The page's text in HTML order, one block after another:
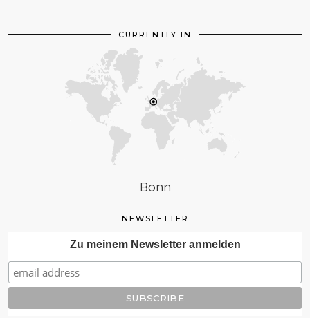
CURRENTLY IN
Bonn
NEWSLETTER
Zu meinem Newsletter anmelden